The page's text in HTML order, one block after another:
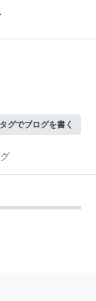
グでブログを書く